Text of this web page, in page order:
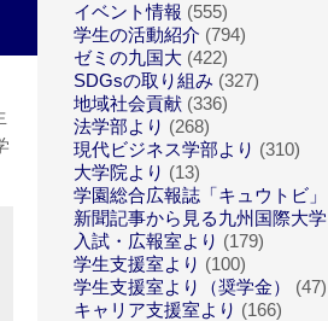
イベント情報 (555)
学生の活動紹介 (794)
ゼミの九国大 (422)
SDGsの取り組み (327)
地域社会貢献 (336)
法学部より (268)
現代ビジネス学部より (310)
大学院より (13)
学園総合広報誌「キュウトビ」
新聞記事から見る九州国際大学
入試・広報室より (179)
学生支援室より (100)
学生支援室より（奨学金）
(47)
キャリア支援室より (166)